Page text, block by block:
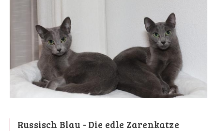
Russisch Blau - Die edle Zarenkatze